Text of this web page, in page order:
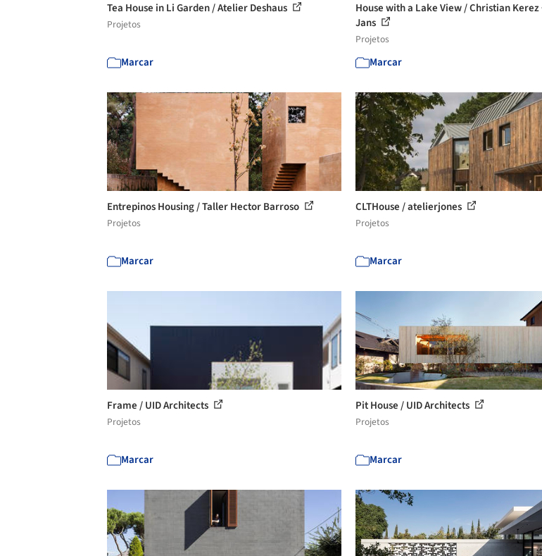
Tea House in Li Garden / Atelier Deshaus
Projetos
Marcar
House with a Lake View / Christian Kerez
Jans
Projetos
Marcar
Entrepinos Housing / Taller Hector Barroso
Projetos
Marcar
CLTHouse / atelierjones
Projetos
Marcar
Frame / UID Architects
Projetos
Marcar
Pit House / UID Architects
Projetos
Marcar